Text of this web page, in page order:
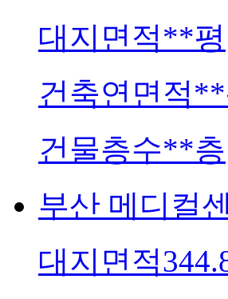
대지면적**평
건축연면적**
건물층수**층
부산 메디컬
대지면적